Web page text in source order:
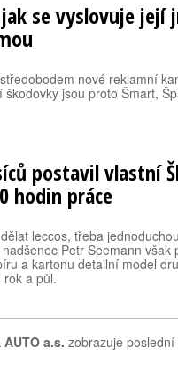
se vyslovuje její
nové reklamní
škodovky jsou proto Šmart,
postavil vlastní
hodin práce
leccos, třeba
Petr Seemann však
a kartonu detailní model
a půl.
AUTO a.s. zobrazuje poslední